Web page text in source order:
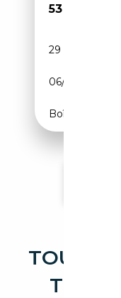
53 950€
29 940 km
06/2025
Boîte
TOUTES
TESLA